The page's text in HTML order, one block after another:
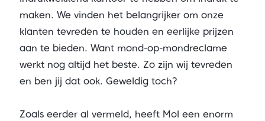
maken. We vinden het belangrijker om onze
klanten tevreden te houden en eerlijke prijzen
aan te bieden. Want mond-op-mondreclame
werkt nog altijd het beste. Zo zijn wij tevreden
en ben jij dat ook. Geweldig toch?
Zoals eerder al vermeld, heeft Mol een enorm